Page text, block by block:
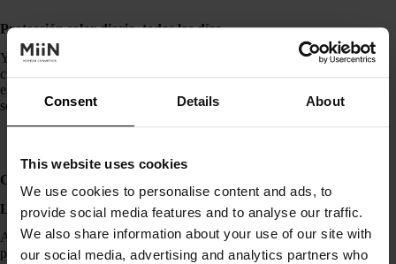
Consent Details About
This website uses cookies
We use cookies to personalise content and ads, to
provide social media features and to analyse our traffic.
We also share information about your use of our site with
our social media, advertising and analytics partners who
Protección solar diaria, todos los días
Ya te lo hemos dicho antes: el sol puede dañar tu barrera
cutánea, y empeorar una que ya está comprometida. Es
esencial que elijas un solar, a ser posible mineral y para piel
sensible, y que seas constante con él.
Cosmética coreana para reducir daños en la barrera
Limpieza suave y respetuosa
Apúntate estos desmaquillantes y limpiadores al agua aptos
para una doble limpieza en piel sensible o alterada: